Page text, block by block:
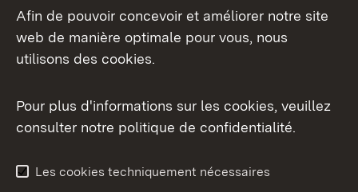
Aperçu des thèmes
Afin de pouvoir concevoir et améliorer notre site
web de manière optimale pour vous, nous
utilisons des cookies.
Pour plus d'informations sur les cookies, veuillez
consulter notre politique de confidentialité.
Les cookies techniquement nécessaires